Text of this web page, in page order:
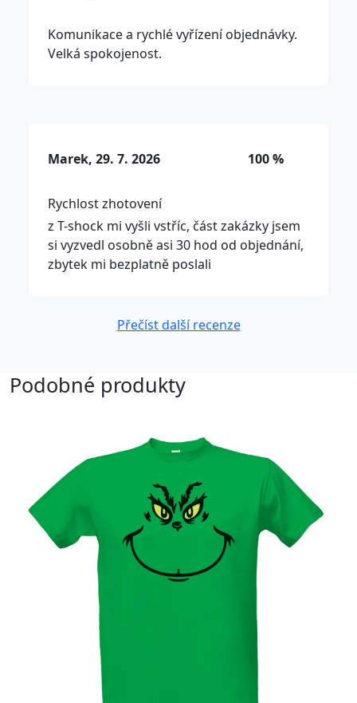
Komunikace a rychlé vyřízení objednávky.
Velká spokojenost.
Marek, 29. 7. 2026 100 %
Rychlost zhotovení
z T-shock mi vyšli vstříc, část zakázky jsem
si vyzvedl osobně asi 30 hod od objednání,
zbytek mi bezplatně poslali
Přečíst další recenze
Podobné produkty